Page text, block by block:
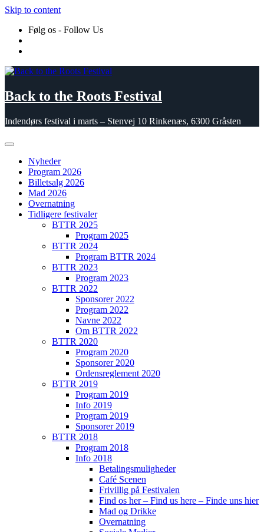
Skip to content
Følg os - Follow Us
Back to the Roots Festival
Indendørs festival i marts – Stenvej 10 Rinkenæs, 6300 Gråsten
Nyheder
Program 2026
Billetsalg 2026
Mad 2026
Overnatning
Tidligere festivaler
BTTR 2025
Program 2025
BTTR 2024
Program BTTR 2024
BTTR 2023
Program 2023
BTTR 2022
Sponsorer 2022
Program 2022
Navne 2022
Om BTTR 2022
BTTR 2020
Program 2020
Sponsorer 2020
Ordensreglement 2020
BTTR 2019
Program 2019
Info 2019
Program 2019
Sponsorer 2019
BTTR 2018
Program 2018
Info 2018
Betalingsmuligheder
Café Scenen
Frivillig på Festivalen
Find os her – Find us here – Finde uns hier
Mad og Drikke
Overnatning